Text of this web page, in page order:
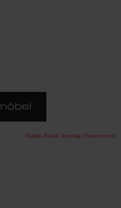
Kubik-Rubik Joomla! Extensions